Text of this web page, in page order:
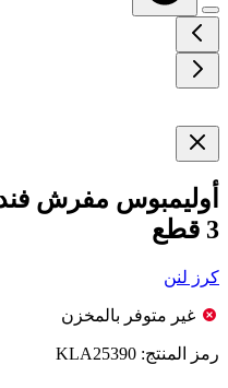
أوليمبوس مفرش
3 قطع
كرز لنن
غير متوفر بالمخزن
رمز المنتج: KLA25390